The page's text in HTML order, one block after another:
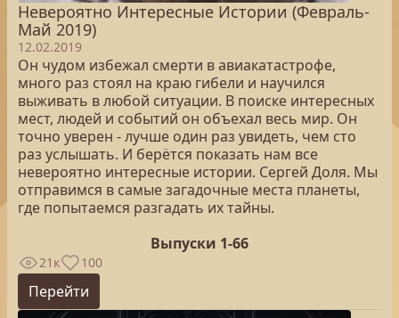
Невероятно Интересные Истории (Февраль-
Май 2019)
12.02.2019
Он чудом избежал смерти в авиакатастрофе,
много раз стоял на краю гибели и научился
выживать в любой ситуации. В поиске интересных
мест, людей и событий он объехал весь мир. Он
точно уверен - лучше один раз увидеть, чем сто
раз услышать. И берётся показать нам все
невероятно интересные истории. Сергей Доля. Мы
отправимся в самые загадочные места планеты,
где попытаемся разгадать их тайны.
Выпуски 1-66
21к 100
Перейти